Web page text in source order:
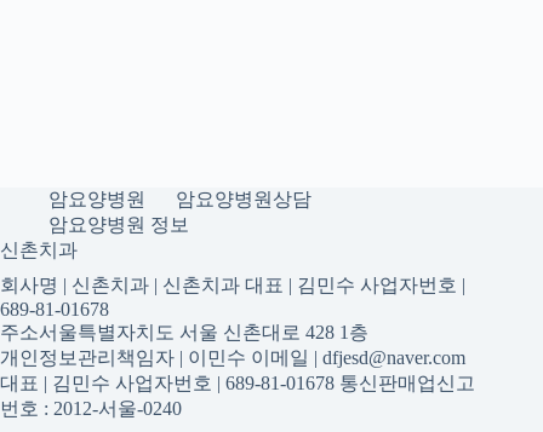
암요양병원
암요양병원상담
암요양병원 정보
신촌치과
회사명 | 신촌치과 | 신촌치과 대표 | 김민수 사업자번호 |
689-81-01678
주소서울특별자치도 서울 신촌대로 428 1층
개인정보관리책임자 | 이민수 이메일 | dfjesd@naver.com
대표 | 김민수 사업자번호 | 689-81-01678 통신판매업신고
번호 : 2012-서울-0240